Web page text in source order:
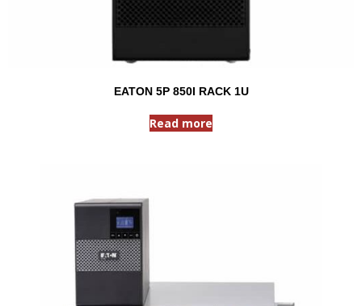
EATON 5P 850I RACK 1U
Read more